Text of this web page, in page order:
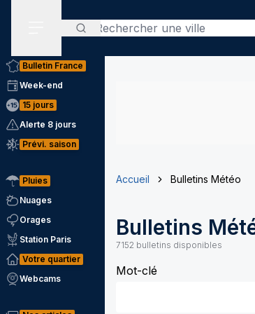
Rechercher
Bulletin France
Week-end
15 jours
Alerte 8 jours
Prévi. saison
Pluies
Nuages
Orages
Station Paris
Votre quartier
Webcams
Accueil Bulletins Météo
Bulletins
7152 bulletins disponibles
Mot-clé